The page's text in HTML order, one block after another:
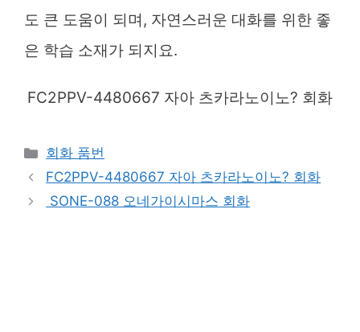
도 큰 도움이 되며, 자연스러운 대화를 위한 좋
은 학습 소재가 되지요.
FC2PPV-4480667 자아 츠카라노이노? 회화
Categories
회화 품번
FC2PPV-4480667 자아 츠카라노이노? 회화
SONE-088 오네가이시마스 회화